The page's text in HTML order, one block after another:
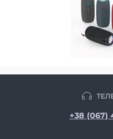
+38 (067)